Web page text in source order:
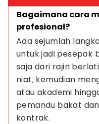
Bagaimana cara
profesional?
Ada sejumlah
untuk jadi pesepak
saja dari rajin
niat, kemudian
atau akademi
pemandu bakat
kontrak.